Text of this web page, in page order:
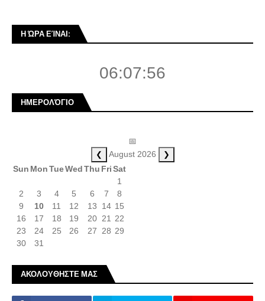
Η ΏΡΑ ΕΊΝΑΙ:
06:07:56
ΗΜΕΡΟΛΌΓΙΟ
📅
❮ August 2026 ❯
Sun MonTueWedThu FriSat
1
2
3 4 5 6 7
8
9
10 11 12 13 14 15
16
17 18 19 20 21
22
23
24 25 26 27 28 29
30
31
ΑΚΟΛΟΥΘΗΣΤΕ ΜΑΣ